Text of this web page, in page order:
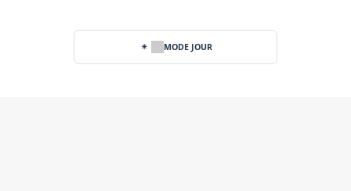
MODE JOUR